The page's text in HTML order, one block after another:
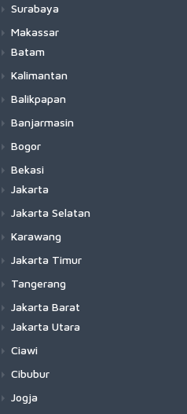
Surabaya
Makassar
Batam
Kalimantan
Balikpapan
Banjarmasin
Bogor
Bekasi
Jakarta
Jakarta Selatan
Karawang
Jakarta Timur
Tangerang
Jakarta Barat
Jakarta Utara
Ciawi
Cibubur
Jogja